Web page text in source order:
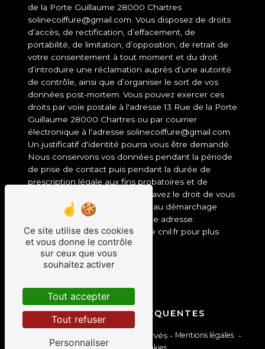
de la Porte Guillaume 28000 Chartres
solinecoiffure@gmail.com. Vous disposez de droits
d’accès, de rectification, d’effacement, de
portabilité, de limitation, d’opposition, de retrait de
votre consentement à tout moment et du droit
d’introduire une réclamation auprès d’une autorité
de contrôle, ainsi que d’organiser le sort de vos
données post-mortem. Vous pouvez exercer ces
droits par voie postale à l'adresse 13 Rue de la Porte
Guillaume 28000 Chartres ou par courrier
électronique à l'adresse solinecoiffure@gmail.com.
Un justificatif d'identité pourra vous être demandé.
Nous conservons vos données pendant la période
de prise de contact puis pendant la durée de
prescription légale aux fins probatoires et de
gestion des contentieux. Vous avez le droit de vous
inscrire sur la liste d'opposition au démarchage
téléphonique, disponible à cette adresse:
Bloctel.gouv.fr. Consultez le site cnil.fr pour plus
d’informations sur vos droits.
RECHERCHES FRÉQUENTES
- 2026 - Tous droits réservés - Mentions légales-
Ce site utilise des cookies
et vous donne le contrôle
sur ceux que vous
souhaitez activer
Tout accepter
Tout refuser
Personnaliser